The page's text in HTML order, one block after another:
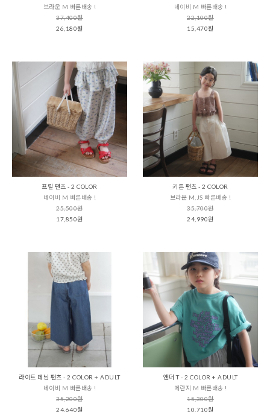
브라운 M 빠른배송 !
37,400원
26,180원
네이비 M 빠른배송 !
22,100원
15,470원
프릴 팬츠 - 2 COLOR
네이비 M 빠른배송 !
25,500원
17,850원
키튼 팬츠 - 2 COLOR
브라운 M,JS 빠른배송 !
35,700원
24,990원
라이트 데님 팬츠 - 2 COLOR + ADULT
네이비 M 빠른배송 !
35,200원
24,640원
앤더 T - 2 COLOR + ADULT
메란지 M 빠른배송 !
15,300원
10,710원